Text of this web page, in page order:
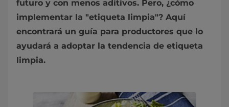
futuro y con menos aditivos. Pero, ¿cómo
implementar la "etiqueta limpia"? Aquí
encontrará un guía para productores que lo
ayudará a adoptar la tendencia de etiqueta
limpia.